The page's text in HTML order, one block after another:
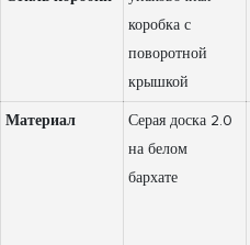
коробка с
поворотной
крышкой
Материал
Серая доска 2.0
на белом
бархате